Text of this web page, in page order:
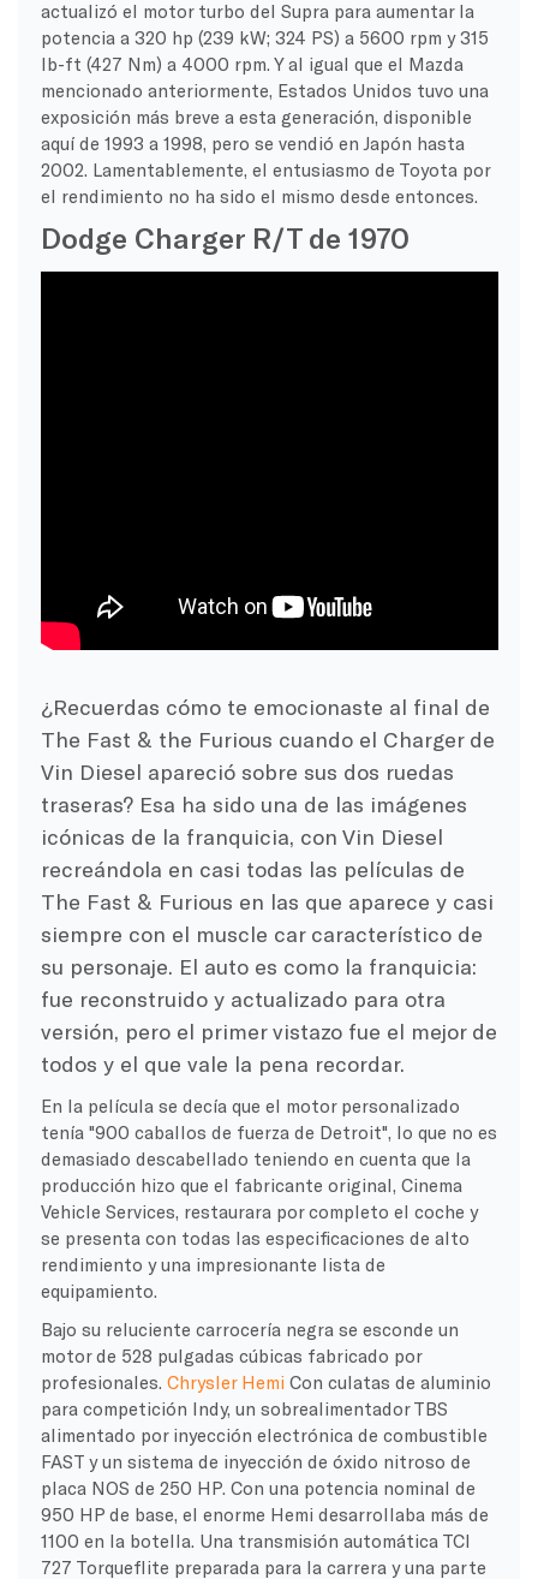
actualizó el motor turbo del Supra para aumentar la
potencia a 320 hp (239 kW; 324 PS) a 5600 rpm y 315
lb-ft (427 Nm) a 4000 rpm. Y al igual que el Mazda
mencionado anteriormente, Estados Unidos tuvo una
exposición más breve a esta generación, disponible
aquí de 1993 a 1998, pero se vendió en Japón hasta
2002. Lamentablemente, el entusiasmo de Toyota por
el rendimiento no ha sido el mismo desde entonces.
Dodge Charger R/T de 1970
¿Recuerdas cómo te emocionaste al final de
The Fast & the Furious cuando el Charger de
Vin Diesel apareció sobre sus dos ruedas
traseras? Esa ha sido una de las imágenes
icónicas de la franquicia, con Vin Diesel
recreándola en casi todas las películas de
The Fast & Furious en las que aparece y casi
siempre con el muscle car característico de
su personaje. El auto es como la franquicia:
fue reconstruido y actualizado para otra
versión, pero el primer vistazo fue el mejor de
todos y el que vale la pena recordar.
En la película se decía que el motor personalizado
tenía "900 caballos de fuerza de Detroit", lo que no es
demasiado descabellado teniendo en cuenta que la
producción hizo que el fabricante original, Cinema
Vehicle Services, restaurara por completo el coche y
se presenta con todas las especificaciones de alto
rendimiento y una impresionante lista de
equipamiento.
Bajo su reluciente carrocería negra se esconde un
motor de 528 pulgadas cúbicas fabricado por
profesionales. Chrysler Hemi Con culatas de aluminio
para competición Indy, un sobrealimentador TBS
alimentado por inyección electrónica de combustible
FAST y un sistema de inyección de óxido nitroso de
placa NOS de 250 HP. Con una potencia nominal de
950 HP de base, el enorme Hemi desarrollaba más de
1100 en la botella. Una transmisión automática TCI
727 Torqueflite preparada para la carrera y una parte